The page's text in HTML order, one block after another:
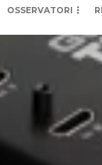
OSSERVATORI